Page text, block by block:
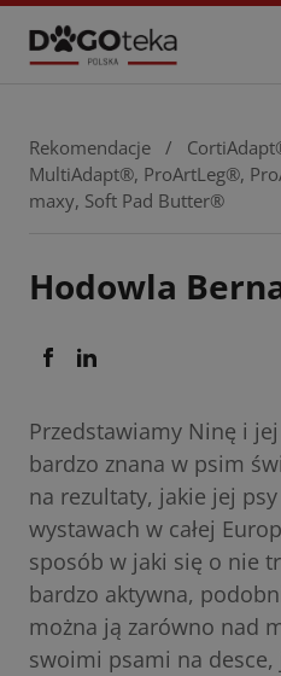
Rekomendacje /
MultiAdapt®, ProArtLeg®,
maxy, Soft Pad Butter®
Hodowla
Przedstawiamy Ninę i
bardzo znana w psim
na rezultaty, jakie jej
wystawach w całej
sposób w jaki się o nie
bardzo aktywna,
można ją zarówno nad
swoimi psami na desce,